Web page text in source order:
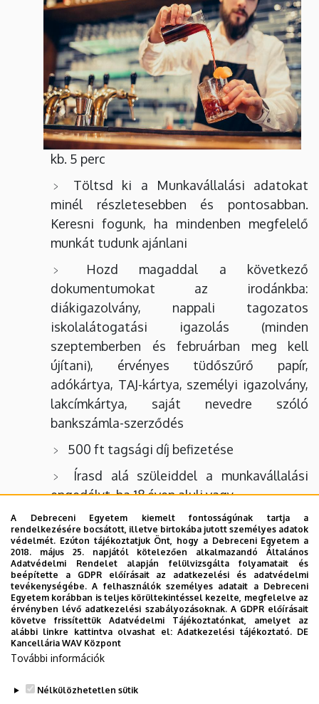
kb. 5 perc
Töltsd ki a Munkavállalási adatokat
minél részletesebben és pontosabban.
Keresni fogunk, ha mindenben megfelelő
munkát tudunk ajánlani
Hozd magaddal a következő
dokumentumokat az irodánkba:
diákigazolvány, nappali tagozatos
iskolalátogatási igazolás (minden
szeptemberben és februárban meg kell
újítani), érvényes tüdőszűrő papír,
adókártya, TAJ-kártya, személyi igazolvány,
lakcímkártya, saját nevedre szóló
bankszámla-szerződés
500 ft tagsági díj befizetése
Írasd alá szüleiddel a munkavállalási
engedélyt, ha 18 éven aluli vagy
Ügyintézés: 4024 Debrecen, Csapó u. 28.
2/4.
Nyitva tartás: Hétfő–péntek 9:00-16:30
Telefon: +36 52 451 999
E-mail:
A Debreceni Egyetem kiemelt fontosságúnak tartja a
rendelkezésére bocsátott, illetve birtokába jutott személyes adatok
védelmét. Ezúton tájékoztatjuk Önt, hogy a Debreceni Egyetem a
2018. május 25. napjától kötelezően alkalmazandó Általános
Adatvédelmi Rendelet alapján felülvizsgálta folyamatait és
beépítette a GDPR előírásait az adatkezelési és adatvédelmi
tevékenységébe. A felhasználók személyes adatait a Debreceni
Egyetem korábban is teljes körültekintéssel kezelte, megfelelve az
érvényben lévő adatkezelési szabályozásoknak. A GDPR előírásait
követve frissítettük Adatvédelmi Tájékoztatónkat, amelyet az
alábbi linkre kattintva olvashat el:Adatkezelési tájékoztató. DE
Kancellária WAV Központ
További információk
Nélkülözhetetlen sütik